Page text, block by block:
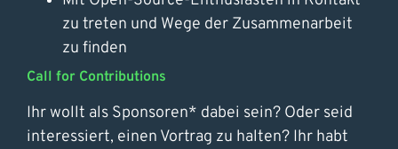
zu treten und Wege der Zusammenarbeit
zu finden
Call for Contributions
Ihr wollt als Sponsoren* dabei sein? Oder seid
interessiert, einen Vortrag zu halten? Ihr habt